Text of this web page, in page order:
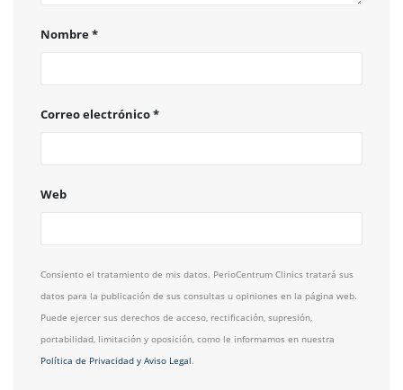
Nombre*
Correo electrónico*
Web
Consiento el tratamiento de mis datos. PerioCentrum Clinics tratará sus
datos para la publicación de sus consultas u opiniones en la página web.
Puede ejercer sus derechos de acceso, rectificación, supresión,
portabilidad, limitación y oposición, como le informamos en nuestra
Política de Privacidad y Aviso Legal.